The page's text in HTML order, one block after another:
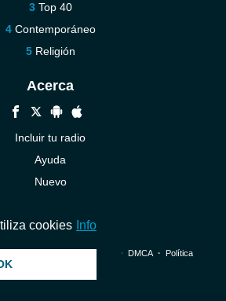
Top 40
Contemporáneo
Religión
Acerca
Incluir tu radio
Ayuda
Nuevo
todos los derechos. ・ DMCA・ Política
cookies Info